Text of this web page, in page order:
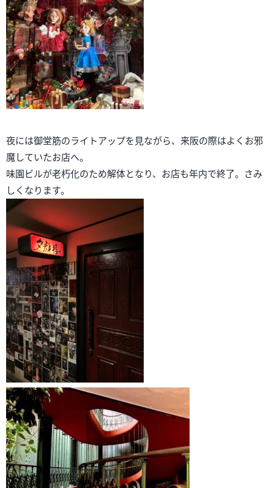
夜には御堂筋のライトアップを見ながら、来阪の際はよくお邪
魔していたお店へ。
味園ビルが老朽化のため解体となり、お店も年内で終了。さみ
しくなります。